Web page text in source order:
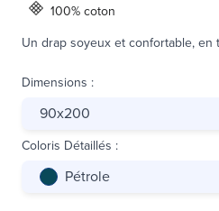
100% coton
Un drap soyeux et confortable, en
Dimensions :
90x200
Coloris Détaillés :
Pétrole